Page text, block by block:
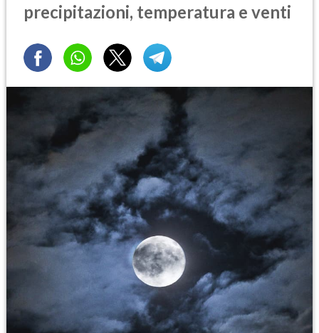
precipitazioni, temperatura e venti